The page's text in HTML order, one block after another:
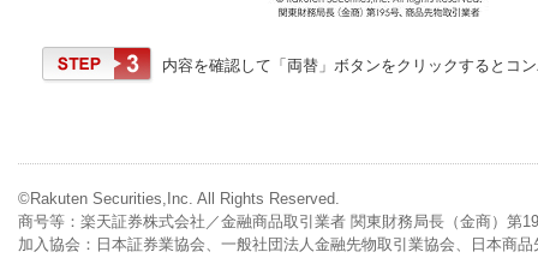
内容を確認して「両替」ボタンをクリックするとコ
©Rakuten Securities,Inc. All Rights Reserved.
商号等：楽天証券株式会社／金融商品取引業者 関東財務局長（金商）第
加入協会：日本証券業協会、一般社団法人金融先物取引業協会、日本商